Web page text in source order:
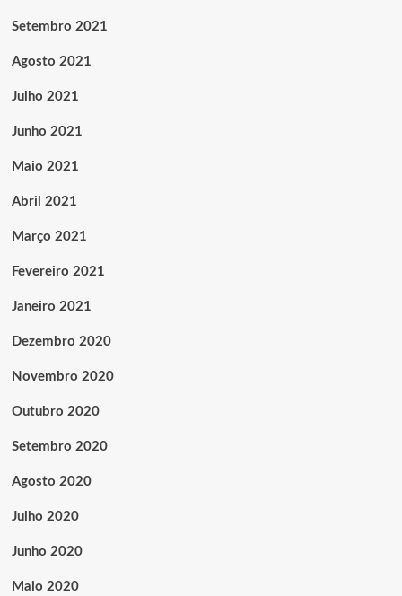
Setembro 2021
Agosto 2021
Julho 2021
Junho 2021
Maio 2021
Abril 2021
Março 2021
Fevereiro 2021
Janeiro 2021
Dezembro 2020
Novembro 2020
Outubro 2020
Setembro 2020
Agosto 2020
Julho 2020
Junho 2020
Maio 2020